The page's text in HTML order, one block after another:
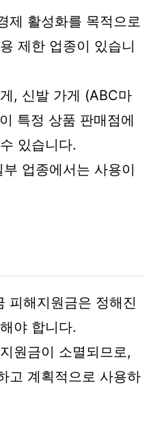
제 활성화를 목적으로
제한 업종이 있습니
, 신발 가게 (ABC마
특정 상품 판매점에
있습니다.
업종에서는 사용이
피해지원금은 정해진
야 합니다.
원금이 소멸되므로,
고 계획적으로 사용하